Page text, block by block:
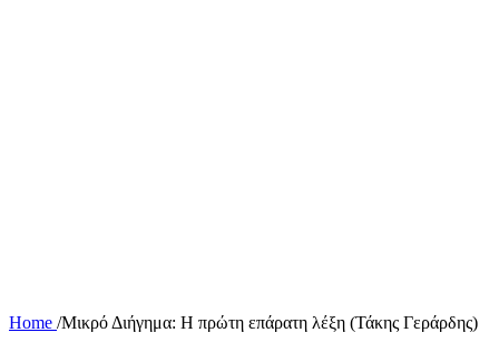
Home /Μικρό Διήγημα: Η πρώτη επάρατη λέξη (Τάκης Γεράρδης)